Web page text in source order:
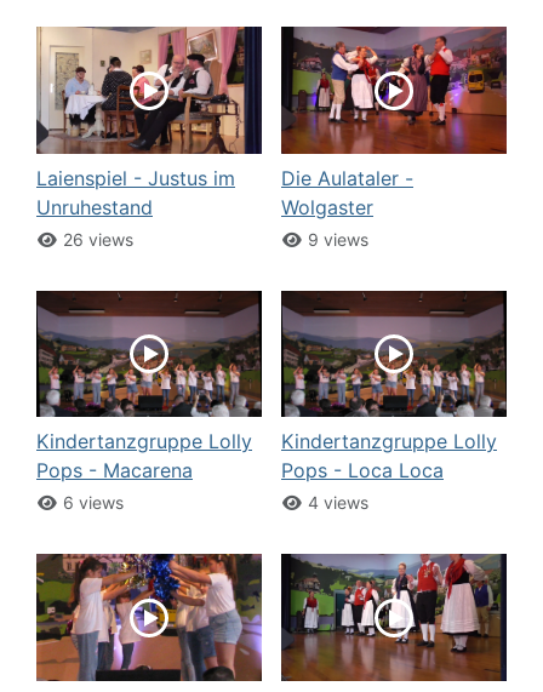
Laienspiel - Justus im
Unruhestand
26 views
Die Aulataler -
Wolgaster
9 views
Kindertanzgruppe Lolly
Pops - Macarena
6 views
Kindertanzgruppe Lolly
Pops - Loca Loca
4 views